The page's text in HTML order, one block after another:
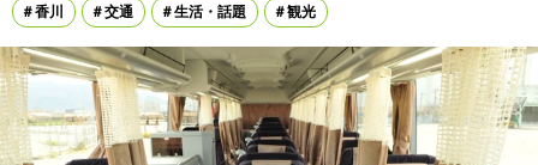
香川
交通 生活・話題 観光